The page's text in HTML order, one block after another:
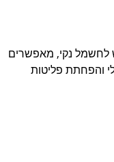
לחשמל נקי, מאפשרים
והפחתת פליטות